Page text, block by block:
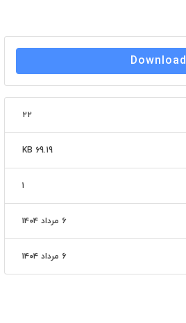
Download
۲۲
69.19 KB
۱
۶ مرداد ۱۴۰۴
۶ مرداد ۱۴۰۴